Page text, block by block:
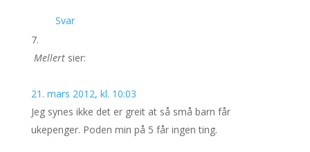
Svar
Mellert sier:
21. mars 2012, kl. 10:03
Jeg synes ikke det er greit at så små barn får
ukepenger. Poden min på 5 får ingen ting.